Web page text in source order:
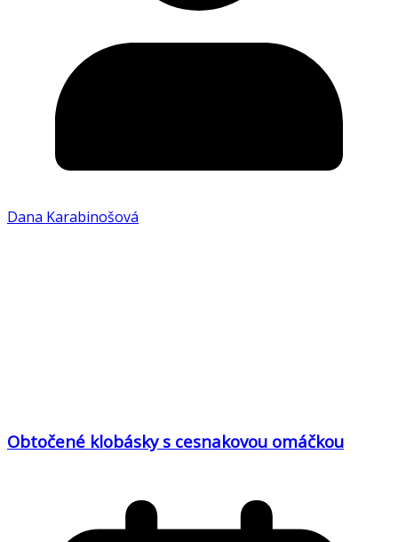
Dana Karabinošová
Obtočené klobásky s cesnakovou omáčkou